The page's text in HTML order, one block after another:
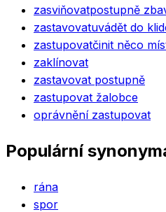
zasviňovatpostupně
zastavovatuvádět do
zastupovatčinit něco
zaklínovat
zastavovat postupně
zastupovat žalobce
oprávnění zastupovat
Populární
rána
spor